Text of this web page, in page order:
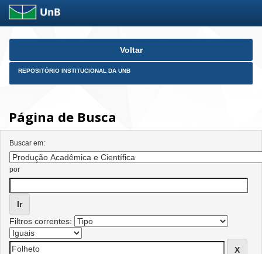
Skip
Voltar
REPOSITÓRIO INSTITUCIONAL DA UNB
Página de Busca
Buscar em:
por
Filtros correntes: